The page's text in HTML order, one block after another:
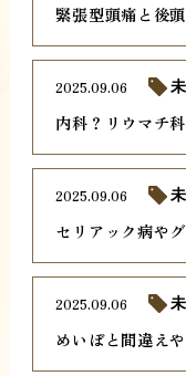
緊張型頭痛と後
内科？リウマチ
2025.09.06
セリアック病や
2025.09.06
めいぼと間違え
2025.09.06